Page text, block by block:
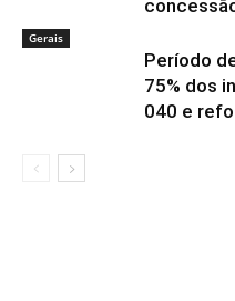
Gerais
Período
75% dos
040 e